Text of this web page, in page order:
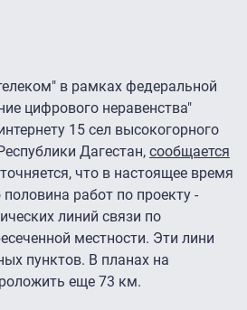
в рамках федеральной
цифрового неравенства"
15 сел высокогорного
Дагестан, сообщается
что в настоящее время
работ по проекту -
линий связи по
местности. Эти лини
пунктов. В планах на
еще 73 км.